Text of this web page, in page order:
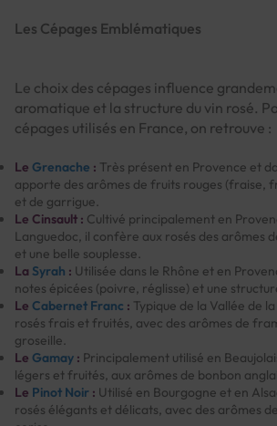
Les Cépages Emblématiques
Le choix des cépages influence
aromatique et la structure du vin rosé.
cépages utilisés en France, on retrouve :
Le Grenache : Très présent en Provence et
apporte des arômes de fruits rouges (fraise,
et de garrigue.
Le Cinsault : Cultivé principalement en
Languedoc, il confère aux rosés des arômes
et une belle souplesse.
La Syrah : Utilisée dans le Rhône et en
notes épicées (poivre, réglisse) et une
Le Cabernet Franc : Typique de la Vallée de
rosés frais et fruités, avec des arômes de
groseille.
Le Gamay : Principalement utilisé en
légers et fruités, aux arômes de bonbon
Le Pinot Noir : Utilisé en Bourgogne et en
rosés élégants et délicats, avec des arômes